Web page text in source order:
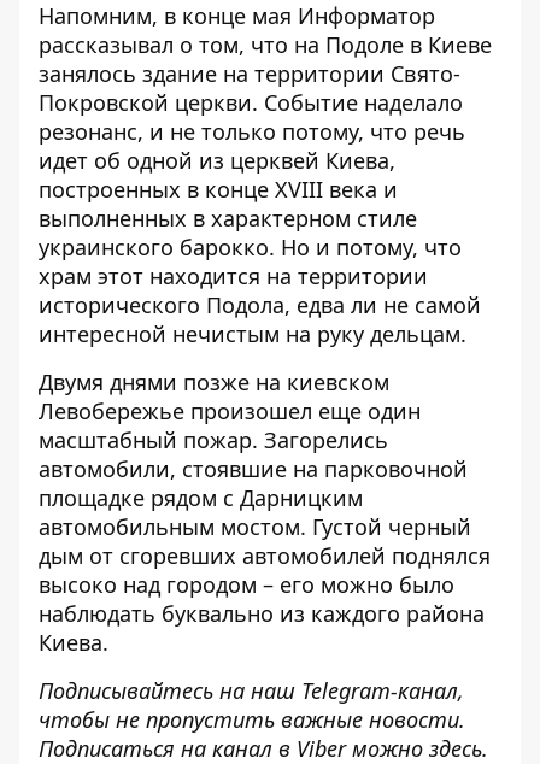
Напомним, в конце мая Информатор
рассказывал о том, что на Подоле в Киеве
занялось здание на территории Свято-
Покровской церкви. Событие наделало
резонанс, и не только потому, что речь
идет об одной из церквей Киева,
построенных в конце XVIII века и
выполненных в характерном стиле
украинского барокко. Но и потому, что
храм этот находится на территории
исторического Подола, едва ли не самой
интересной нечистым на руку дельцам.
Двумя днями позже на киевском
Левобережье произошел еще один
масштабный пожар. Загорелись
автомобили, стоявшие на парковочной
площадке рядом с Дарницким
автомобильным мостом. Густой черный
дым от сгоревших автомобилей поднялся
высоко над городом – его можно было
наблюдать буквально из каждого района
Киева.
Подписывайтесь на наш Telegram-канал,
чтобы не пропустить важные новости.
Подписаться на канал в Viber можно здесь.